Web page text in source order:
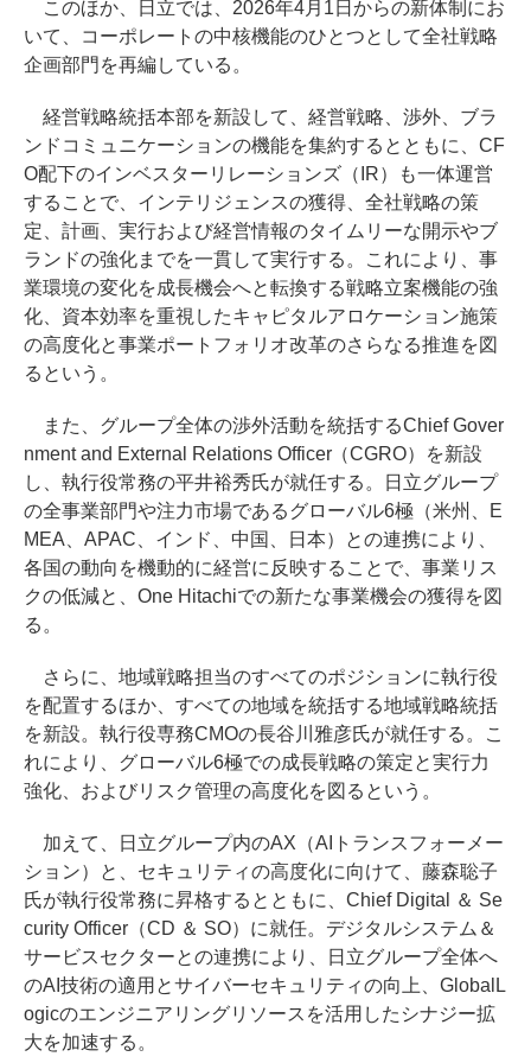
このほか、日立では、2026年4月1日からの新体制にお
いて、コーポレートの中核機能のひとつとして全社戦略
企画部門を再編している。
経営戦略統括本部を新設して、経営戦略、渉外、ブラ
ンドコミュニケーションの機能を集約するとともに、CF
O配下のインベスターリレーションズ（IR）も一体運営
することで、インテリジェンスの獲得、全社戦略の策
定、計画、実行および経営情報のタイムリーな開示やブ
ランドの強化までを一貫して実行する。これにより、事
業環境の変化を成長機会へと転換する戦略立案機能の強
化、資本効率を重視したキャピタルアロケーション施策
の高度化と事業ポートフォリオ改革のさらなる推進を図
るという。
また、グループ全体の渉外活動を統括するChief Gover
nment and External Relations Officer（CGRO）を新設
し、執行役常務の平井裕秀氏が就任する。日立グループ
の全事業部門や注力市場であるグローバル6極（米州、E
MEA、APAC、インド、中国、日本）との連携により、
各国の動向を機動的に経営に反映することで、事業リス
クの低減と、One Hitachiでの新たな事業機会の獲得を図
る。
さらに、地域戦略担当のすべてのポジションに執行役
を配置するほか、すべての地域を統括する地域戦略統括
を新設。執行役専務CMOの長谷川雅彦氏が就任する。こ
れにより、グローバル6極での成長戦略の策定と実行力
強化、およびリスク管理の高度化を図るという。
加えて、日立グループ内のAX（AIトランスフォーメー
ション）と、セキュリティの高度化に向けて、藤森聡子
氏が執行役常務に昇格するとともに、Chief Digital ＆ Se
curity Officer（CD ＆ SO）に就任。デジタルシステム＆
サービスセクターとの連携により、日立グループ全体へ
のAI技術の適用とサイバーセキュリティの向上、GlobalL
ogicのエンジニアリングリソースを活用したシナジー拡
大を加速する。